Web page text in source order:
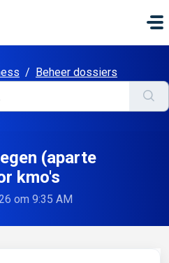
/ Beheer dossiers
(aparte
kmo's
om 9:35 AM